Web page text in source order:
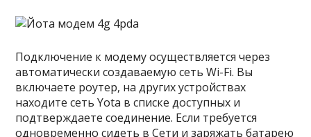
Подключение к модему осуществляется через
автоматически создаваемую сеть Wi-Fi. Вы
включаете роутер, на других устройствах
находите сеть Yota в списке доступных и
подтверждаете соединение. Если требуется
одновременно сидеть в Сети и заряжать батарею